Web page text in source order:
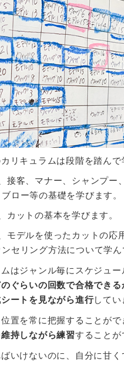
リキュラムは段階を踏んで
接客、マナー、シャンプー
ロー等の基礎を学びます。
カットの基本を学びます。
モデルを使ったカットの応
セリング方法について学ん
はジャンル毎にスケジュー
ぐらいの回数で合格できる
ートを見ながら進行してい
置を常に把握することがで
持しながら練習することが
いけないのに、自分に甘